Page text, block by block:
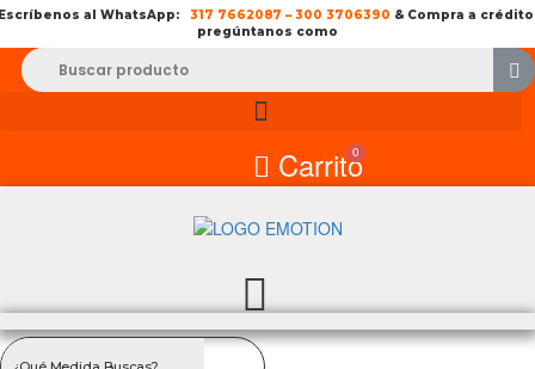
al WhatsApp: 317 7662087 – 300 3706390 & Compra a
pregúntanos como
0
Carrito